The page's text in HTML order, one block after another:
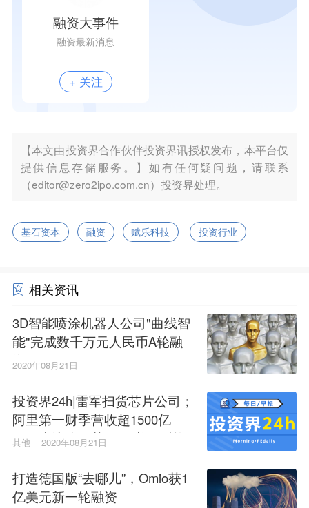
融资大事件
融资最新消息
+ 关注
【本文由投资界合作伙伴投资界讯授权发布，本平台仅
提供信息存储服务。】如有任何疑问题，请联系
（editor@zero2ipo.com.cn）投资界处理。
基石资本 融资 赋乐科技 投资行业
相关资讯
3D智能喷涂机器人公司"曲线智
能"完成数千万元人民币A轮融
资
2020年08月21日
投资界24h|雷军扫货芯片公司；
阿里第一财季营收超1500亿
元；水滴公司获2.3亿美元融资
其他 2020年08月21日
打造德国版“去哪儿”，Omio获1
亿美元新一轮融资